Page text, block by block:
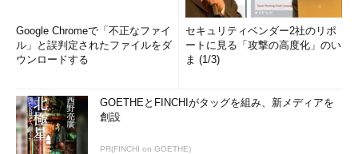
Google Chromeで「不正なファイ
ル」と誤判定されたファイルをダ
ウンロードする
セキュリティベンダー2社のリポ
ートに見る「攻撃の高度化」のい
ま (1/3)
GOETHEとFINCHIがタッグを組み、新メディアを
創設
PR(FINCHI on GOETHE)